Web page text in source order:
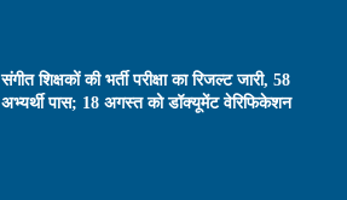
संगीत शिक्षकों की भर्ती परीक्षा का रिजल्ट जारी, 58
अभ्यर्थी पास; 18 अगस्त को डॉक्यूमेंट वेरिफिकेशन